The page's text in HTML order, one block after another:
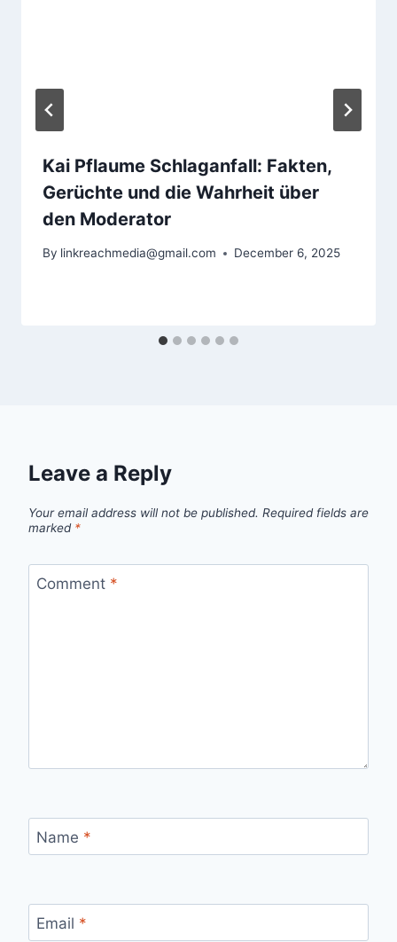
Kai Pflaume Schlaganfall: Fakten,
Gerüchte und die Wahrheit über
den Moderator
By linkreachmedia@gmail.com December 6, 2025
Leave a Reply
Your email address will not be published. Required fields are
marked *
Comment *
Name *
Email *